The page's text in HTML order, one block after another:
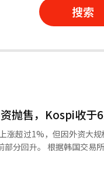
搜索
抛售，Kospi收
涨超过1%，但因外资大
点，较前一交易日下跌37.61点
时为6365.07点，较前一